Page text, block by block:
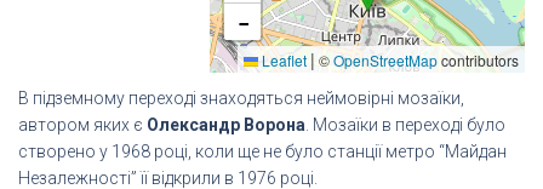
−
Leaflet | ©OpenStreetMapcontributors
В підземному переході знаходяться неймовірні мозаїки,
автором яких є Олександр Ворона . Мозаїки в переході було
створено у 1968 році, коли ще не було станції метро “Майдан
Незалежності” її відкрили в 1976 році.